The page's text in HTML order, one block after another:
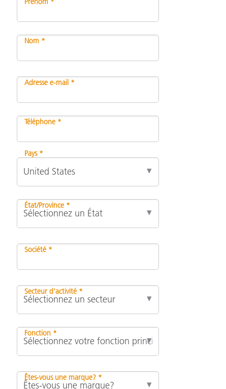
Nom *
Adresse e-mail *
Téléphone *
Pays *
État/Province *
Société *
Secteur d’activité *
Fonction *
Êtes-vous une marque? *